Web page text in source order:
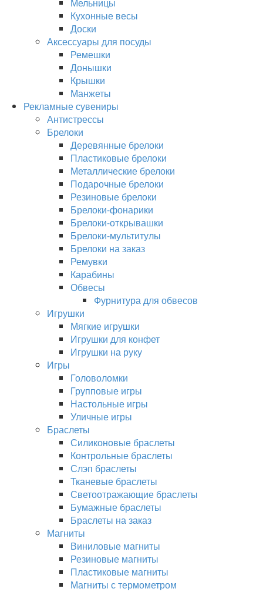
Кухонные весы
Доски
Аксессуары для посуды
Ремешки
Донышки
Крышки
Манжеты
Рекламные сувениры
Антистрессы
Брелоки
Деревянные брелоки
Пластиковые брелоки
Металлические брелоки
Подарочные брелоки
Резиновые брелоки
Брелоки-фонарики
Брелоки-открывашки
Брелоки-мультитулы
Брелоки на заказ
Ремувки
Карабины
Обвесы
Фурнитура для обвесов
Игрушки
Мягкие игрушки
Игрушки для конфет
Игрушки на руку
Игры
Головоломки
Групповые игры
Настольные игры
Уличные игры
Браслеты
Силиконовые браслеты
Контрольные браслеты
Слэп браслеты
Тканевые браслеты
Светоотражающие браслеты
Бумажные браслеты
Браслеты на заказ
Магниты
Виниловые магниты
Резиновые магниты
Пластиковые магниты
Магниты с термометром